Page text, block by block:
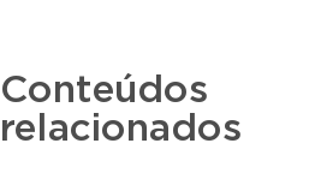
Conteúdos
relacionados